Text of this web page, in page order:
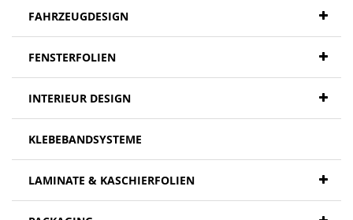
FAHRZEUGDESIGN
FENSTERFOLIEN
INTERIEUR DESIGN
KLEBEBANDSYSTEME
LAMINATE & KASCHIERFOLIEN